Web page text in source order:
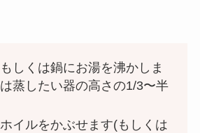
しくは鍋にお湯を沸かしま
蒸したい器の高さの1/3〜半
イルをかぶせます(もしくは